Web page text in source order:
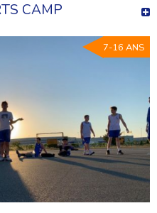
CAMP
7-16 ANS